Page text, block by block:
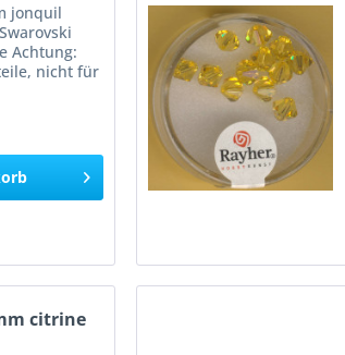
jonquil
Achtung:
nicht für
citrine